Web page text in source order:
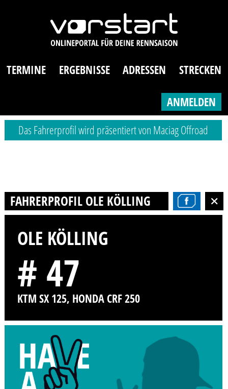
TERMINE ERGEBNISSE ADRESSEN STRECKEN
ANMELDEN
Das Fahrerprofil wird präsentiert von Maciag Offroad
FAHRERPROFIL OLE KÖLLING
OLE KÖLLING
# 47
KTM SX 125, HONDA CRF 250